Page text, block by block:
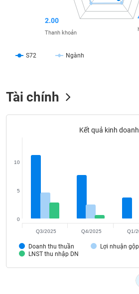
S72 Ngành
2.00
Thanh khoản
Tài chính
Kết quả kinh doanh
Doanh thu thuần
Lợi nhuận gộp
LNST thu nhập DN
0
5
10
Q3/2025 Q4/2025 Q1/
THÔNG
TIN
DỊCH
VỤ
THÔNG